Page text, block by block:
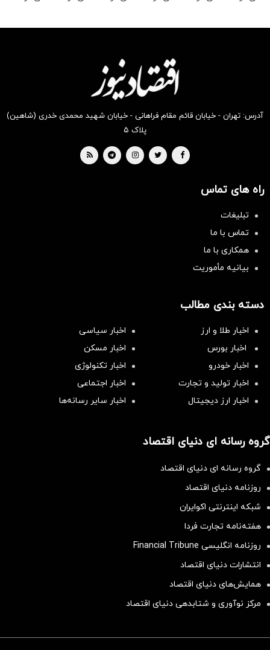
بخر !
بخر !
آدرس: تهران - خیابان قائم مقام فراهانی - خیابان شهید محمدی خدری (شاهین)
پلاک ۵
راه های تماس
تبلیغات
تماس با ما
همکاری با ما
بیانیه مأموریت
دسته بندی مطالب
اخبار طلا و ارز
اخبار سیاسی
اخبار بورس
اخبار مسکن
اخبار خودرو
اخبار تکنولوژی
اخبار تولید و تجارت
اخبار اجتماعی
اخبار ارز دیجیتال
اخبار سایر رسانه‌‌ها
گروه رسانه ای دنیای اقتصاد
گروه رسانه ای دنیای اقتصاد
روزنامه دنیای اقتصاد
شبکه اینترنتی اکوایران
هفته‌نامه تجارت فردا
روزنامه انگلیسی Financial Tribune
انتشارات دنیای اقتصاد
همایش‌های دنیای اقتصاد
مرکز نوآوری و شتابدهی دنیای اقتصاد